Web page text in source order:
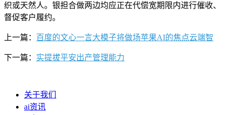
织或天然人。银担合做两边均应正在代偿宽期限内进行催收、
督促客户履约。
上一篇： 百度的文心一言大模子将做场苹果AI的焦点云端智
下一篇： 实提拔平安出产管理能力
关于我们
ai资讯